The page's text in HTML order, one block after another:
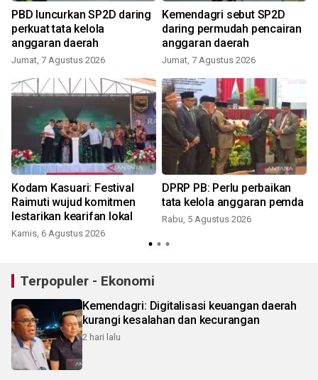
PBD luncurkan SP2D daring
perkuat tata kelola
anggaran daerah
Jumat, 7 Agustus 2026
Kemendagri sebut SP2D
daring permudah pencairan
anggaran daerah
Jumat, 7 Agustus 2026
Kodam Kasuari: Festival
Raimuti wujud komitmen
lestarikan kearifan lokal
Kamis, 6 Agustus 2026
DPRP PB: Perlu perbaikan
tata kelola anggaran pemda
Rabu, 5 Agustus 2026
Terpopuler - Ekonomi
Kemendagri: Digitalisasi keuangan daerah
kurangi kesalahan dan kecurangan
2 hari lalu